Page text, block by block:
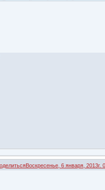
Воскресенье, 6 января, 2013г.